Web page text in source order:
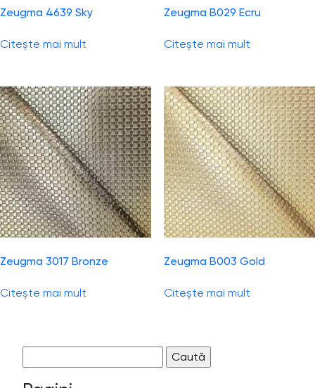
Zeugma 4639 Sky
Citește mai mult
Zeugma B029 Ecru
Citește mai mult
Zeugma 3017 Bronze
Citește mai mult
Zeugma B003 Gold
Citește mai mult
după: